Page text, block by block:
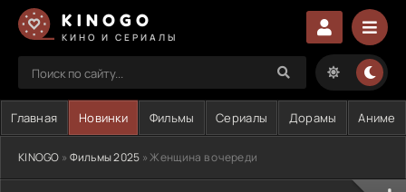
KINOGO
КИНО И СЕРИАЛЫ
Главная Новинки Фильмы Сериалы Дорамы Аниме
KINOGO » Фильмы 2025 » Женщина в очереди